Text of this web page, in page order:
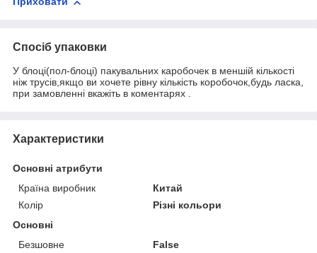
Спосіб упаковки
У блоці(пол-блоці) пакувальних каробочек в меншій кількості
ніж трусів,якщо ви хочете рівну кількість коробочок,будь ласка,
при замовленні вкажіть в коментарях .
Характеристики
Основні атрибути
Країна виробник
Китай
Колір
Різні кольори
Основні
Безшовне
False